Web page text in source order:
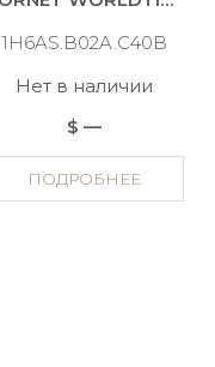
1H6AS.B02A.C40B
Нет в наличии
$ —
ПОДРОБНЕЕ